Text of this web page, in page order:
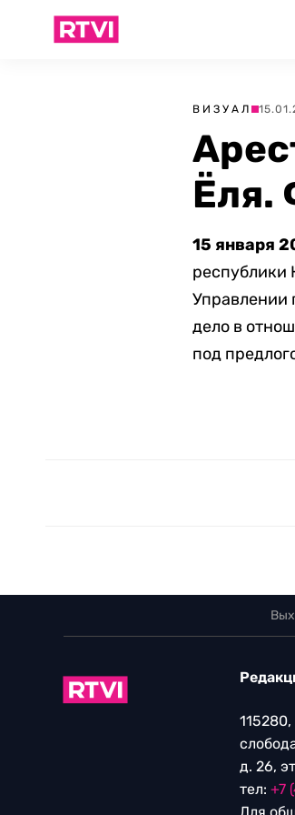
ВИЗУАЛ
Ёля.
15 января
республики
Управлении
дело в
под
д. 26,
тел: +7